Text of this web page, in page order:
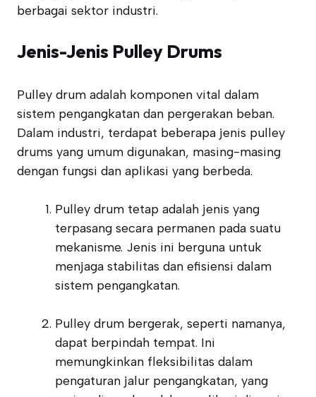
berbagai sektor industri.
Jenis-Jenis Pulley Drums
Pulley drum adalah komponen vital dalam
sistem pengangkatan dan pergerakan beban.
Dalam industri, terdapat beberapa jenis pulley
drums yang umum digunakan, masing-masing
dengan fungsi dan aplikasi yang berbeda.
Pulley drum tetap adalah jenis yang
terpasang secara permanen pada suatu
mekanisme. Jenis ini berguna untuk
menjaga stabilitas dan efisiensi dalam
sistem pengangkatan.
Pulley drum bergerak, seperti namanya,
dapat berpindah tempat. Ini
memungkinkan fleksibilitas dalam
pengaturan jalur pengangkatan, yang